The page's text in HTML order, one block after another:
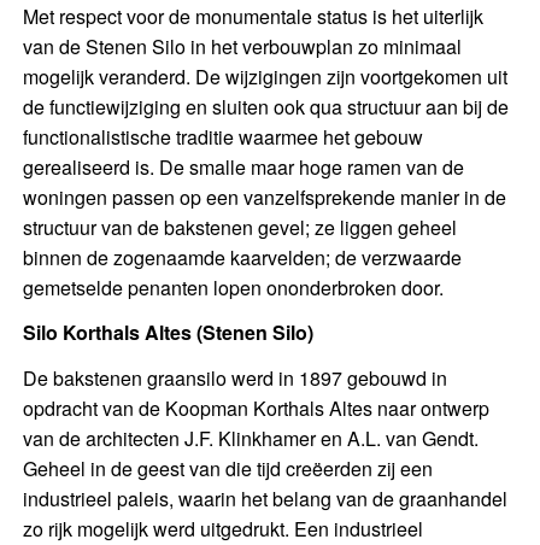
Met respect voor de monumentale status is het uiterlijk
van de Stenen Silo in het verbouwplan zo minimaal
mogelijk veranderd. De wijzigingen zijn voortgekomen uit
de functiewijziging en sluiten ook qua structuur aan bij de
functionalistische traditie waarmee het gebouw
gerealiseerd is. De smalle maar hoge ramen van de
woningen passen op een vanzelfsprekende manier in de
structuur van de bakstenen gevel; ze liggen geheel
binnen de zogenaamde kaarvelden; de verzwaarde
gemetselde penanten lopen ononderbroken door.
Silo Korthals Altes (Stenen Silo)
De bakstenen graansilo werd in 1897 gebouwd in
opdracht van de Koopman Korthals Altes naar ontwerp
van de architecten J.F. Klinkhamer en A.L. van Gendt.
Geheel in de geest van die tijd creëerden zij een
industrieel paleis, waarin het belang van de graanhandel
zo rijk mogelijk werd uitgedrukt. Een industrieel